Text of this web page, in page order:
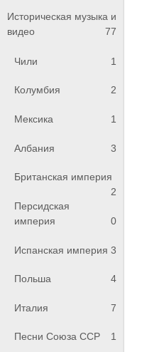
Историческая музыка и
видео
77
Чили 1
Колумбия 2
Мексика 1
Албания 3
Британская империя
2
Персидская
империя
0
Испанская империя 3
Польша 4
Италия 7
Песни Союза ССР 1